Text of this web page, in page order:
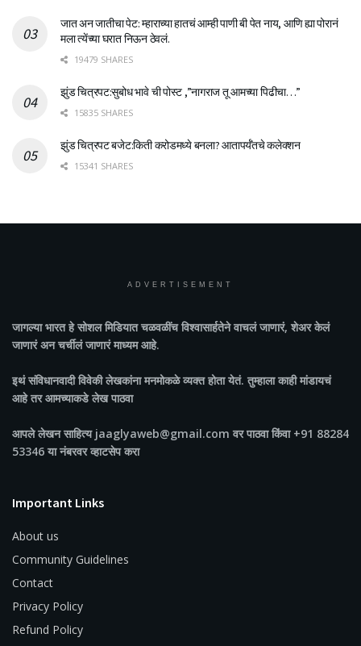
जात अन जातीचा पेट: म्हाराच्या हातचं आम्ही पाणी बी पेत नाय, आणि ह्या पोरानं
मला त्येंच्या घरात निऊन ठेवलं.
19479 SHARES
झुंड चित्रपट:सुबोध भावे ची पोस्ट ,”नागराज तू आमच्या पिढीचा…”
15835 SHARES
झुंड चित्रपट बजेट:किती करोडमध्ये बनला? आतापर्यँतचे कलेक्शन
15341 SHARES
ADVERTISEMENT
जागल्या भारतहे सोशल मिडियात चळवळींच विश्वासार्हतेने वाचलं जाणारं, शेअर केलं
जाणारं अन चर्चीलं जाणारं माध्यम आहे.
इथं संविधानवादी विवेकी लेखकांना मनमोकळे व्यक्त होता येतं. तुम्हाला काही मांडायचं
आहे तर आमच्याकडे लेख पाठवा
आपले लेखन साहित्य jaaglyaweb@gmail.com वर पाठवा किंवा +91 88284
53346 या नंबरवर व्हाटसेप करा
Important Links
About us
Community Guidelines
Contact
Privacy Policy
Refund Policy